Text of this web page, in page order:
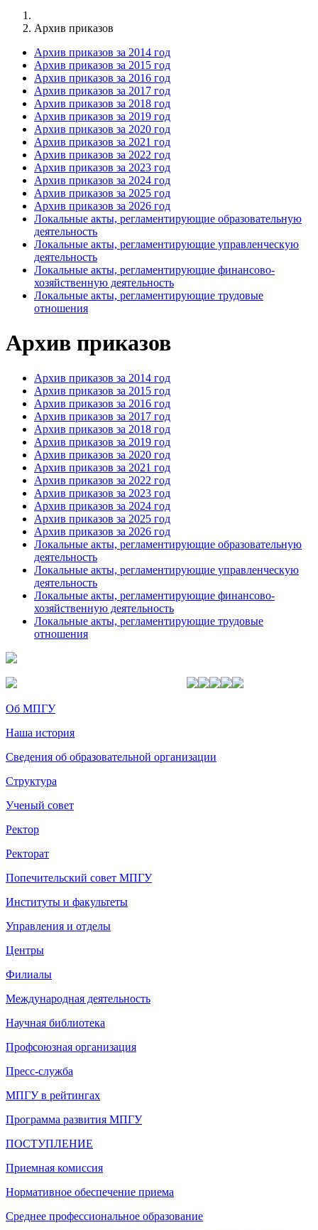
Архив приказов
Архив приказов за 2014 год
Архив приказов за 2015 год
Архив приказов за 2016 год
Архив приказов за 2017 год
Архив приказов за 2018 год
Архив приказов за 2019 год
Архив приказов за 2020 год
Архив приказов за 2021 год
Архив приказов за 2022 год
Архив приказов за 2023 год
Архив приказов за 2024 год
Архив приказов за 2025 год
Архив приказов за 2026 год
Локальные акты, регламентирующие образовательную
деятельность
Локальные акты, регламентирующие управленческую
деятельность
Локальные акты, регламентирующие финансово-
хозяйственную деятельность
Локальные акты, регламентирующие трудовые
отношения
Архив приказов
Архив приказов за 2014 год
Архив приказов за 2015 год
Архив приказов за 2016 год
Архив приказов за 2017 год
Архив приказов за 2018 год
Архив приказов за 2019 год
Архив приказов за 2020 год
Архив приказов за 2021 год
Архив приказов за 2022 год
Архив приказов за 2023 год
Архив приказов за 2024 год
Архив приказов за 2025 год
Архив приказов за 2026 год
Локальные акты, регламентирующие образовательную
деятельность
Локальные акты, регламентирующие управленческую
деятельность
Локальные акты, регламентирующие финансово-
хозяйственную деятельность
Локальные акты, регламентирующие трудовые
отношения
Об МПГУ
Наша история
Сведения об образовательной организации
Структура
Ученый совет
Ректор
Ректорат
Попечительский совет МПГУ
Институты и факультеты
Управления и отделы
Центры
Филиалы
Международная деятельность
Научная библиотека
Профсоюзная организация
Пресс-служба
МПГУ в рейтингах
Программа развития МПГУ
ПОСТУПЛЕНИЕ
Приемная комиссия
Нормативное обеспечение приема
Среднее профессиональное образование